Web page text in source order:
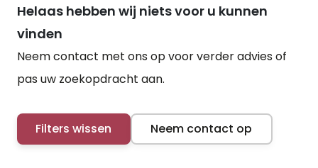
Helaas hebben wij niets voor u kunnen
vinden
Neem contact met ons op voor verder advies of
pas uw zoekopdracht aan.
Filters wissen Neem contact op